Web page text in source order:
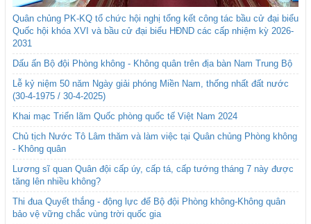
Quân chủng PK-KQ tổ chức hội nghị tổng kết công tác bầu cử đại biểu
Quốc hội khóa XVI và bầu cử đại biểu HĐND các cấp nhiệm kỳ 2026-
2031
Dấu ấn Bộ đội Phòng không - Không quân trên địa bàn Nam Trung Bộ
Lễ kỷ niệm 50 năm Ngày giải phóng Miền Nam, thống nhất đất nước
(30-4-1975 / 30-4-2025)
Khai mạc Triển lãm Quốc phòng quốc tế Việt Nam 2024
Chủ tịch Nước Tô Lâm thăm và làm việc tại Quân chủng Phòng không
- Không quân
Lương sĩ quan Quân đội cấp úy, cấp tá, cấp tướng tháng 7 này được
tăng lên nhiều không?
Thi đua Quyết thắng - động lực để Bộ đội Phòng không-Không quân
bảo vệ vững chắc vùng trời quốc gia